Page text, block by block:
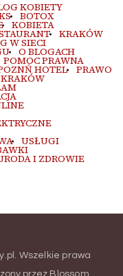
KOBIETY
BOTOX
KOBIETA
KRAKÓW
W SIECI
O BLOGACH
POMOC PRAWNA
HOTEL PRAWO
USŁUGI
I ZDROWIE
. Wszelkie prawa